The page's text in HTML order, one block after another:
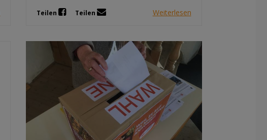
Teilen Teilen Weiterlesen